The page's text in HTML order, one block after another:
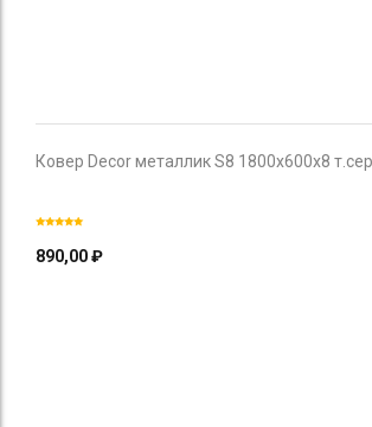
Ковер Decor металлик S8 1800х600х8
890,00₽